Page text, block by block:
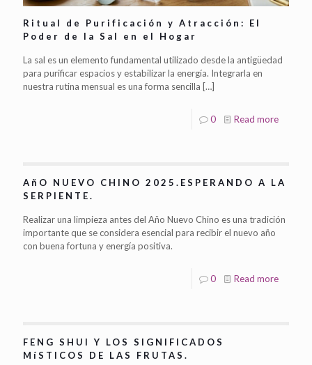
Ritual de Purificación y Atracción: El
Poder de la Sal en el Hogar
La sal es un elemento fundamental utilizado desde la antigüedad
para purificar espacios y estabilizar la energía. Integrarla en
nuestra rutina mensual es una forma sencilla […]
0 Read more
AñO NUEVO CHINO 2025.ESPERANDO A LA
SERPIENTE.
Realizar una limpieza antes del Año Nuevo Chino es una tradición
importante que se considera esencial para recibir el nuevo año
con buena fortuna y energía positiva.
0 Read more
FENG SHUI Y LOS SIGNIFICADOS
MíSTICOS DE LAS FRUTAS.